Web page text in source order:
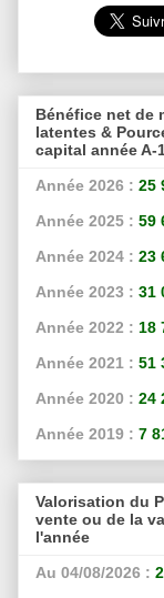
Bénéfice net de
latentes &
capital année A-
Année 2026 : 25
Année 2025 : 59
Année 2024 : 23
Année 2023 : 31
Année 2022 : 18
Année 2021 : 51
Année 2020 : 24
Année 2019 : 7
Valorisation du
vente ou de la
l'année
Au 04/08/2026 :